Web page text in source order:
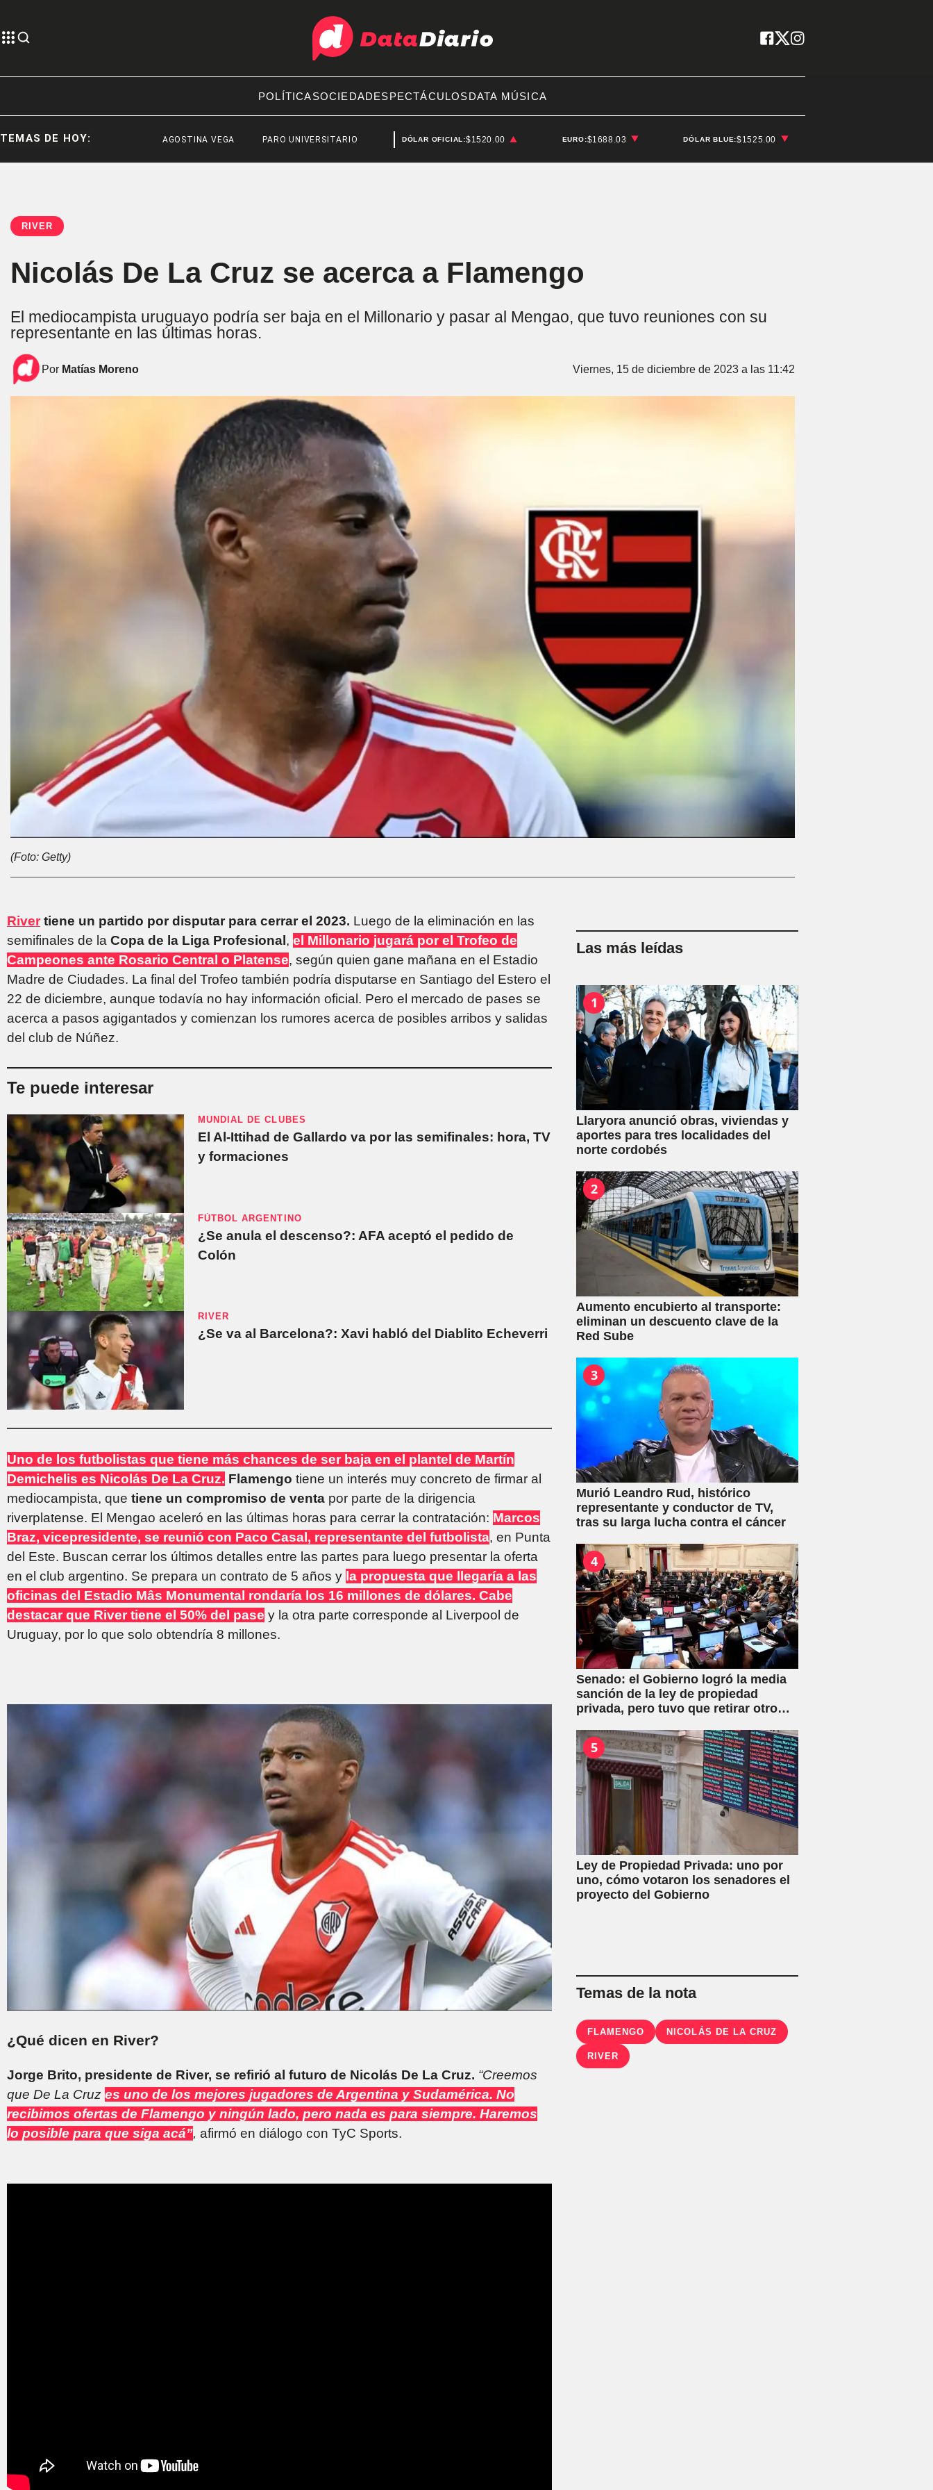
POLÍTICASOCIEDADESPECTÁCULOSDATA MÚSICA
TEMAS DE HOY: AGOSTINA VEGA PARO UNIVERSITARIO TOYOTA DÓLAR OFICIAL:$1520.00 EURO:$1688.03 DÓLAR BLUE:$1525.00
RIVER
Nicolás De La Cruz se acerca a Flamengo
El mediocampista uruguayo podría ser baja en el Millonario y pasar al Mengao, que tuvo reuniones con su
representante en las últimas horas.
Por Matías Moreno Viernes, 15 de diciembre de 2023 a las 11:42
(Foto: Getty)
River tiene un partido por disputar para cerrar el 2023. Luego de la eliminación en las
semifinales de la Copa de la Liga Profesional , el Millonario jugará por el Trofeo de
Campeones ante Rosario Central o Platense, según quien gane mañana en el Estadio
Madre de Ciudades. La final del Trofeo también podría disputarse en Santiago del Estero el
22 de diciembre, aunque todavía no hay información oficial. Pero el mercado de pases se
acerca a pasos agigantados y comienzan los rumores acerca de posibles arribos y salidas
del club de Núñez.
Te puede interesar
MUNDIAL DE CLUBES
El Al-Ittihad de Gallardo va por las semifinales: hora, TV
y formaciones
FÚTBOL ARGENTINO
¿Se anula el descenso?: AFA aceptó el pedido de
Colón
RIVER
¿Se va al Barcelona?: Xavi habló del Diablito Echeverri
Uno de los futbolistas que tiene más chances de ser baja en el plantel de Martín
Demichelis es Nicolás De La Cruz. Flamengo tiene un interés muy concreto de firmar al
mediocampista, que tiene un compromiso de venta por parte de la dirigencia
riverplatense. El Mengao aceleró en las últimas horas para cerrar la contratación: Marcos
Braz, vicepresidente, se reunió con Paco Casal, representante del futbolista, en Punta
del Este. Buscan cerrar los últimos detalles entre las partes para luego presentar la oferta
en el club argentino. Se prepara un contrato de 5 años y la propuesta que llegaría a las
oficinas del Estadio Mâs Monumental rondaría los 16 millones de dólares. Cabe
destacar que River tiene el 50% del pase y la otra parte corresponde al Liverpool de
Uruguay, por lo que solo obtendría 8 millones.
¿Qué dicen en River?
Jorge Brito, presidente de River, se refirió al futuro de Nicolás De La Cruz. “Creemos
que De La Cruz es uno de los mejores jugadores de Argentina y Sudamérica. No
recibimos ofertas de Flamengo y ningún lado, pero nada es para siempre. Haremos
lo posible para que siga acá”, afirmó en diálogo con TyC Sports.
Las más leídas
1
Llaryora anunció obras, viviendas y
aportes para tres localidades del
norte cordobés
2
Aumento encubierto al transporte:
eliminan un descuento clave de la
Red Sube
3
Murió Leandro Rud, histórico
representante y conductor de TV,
tras su larga lucha contra el cáncer
4
Senado: el Gobierno logró la media
sanción de la ley de propiedad
privada, pero tuvo que retirar otro
5
Ley de Propiedad Privada: uno por
uno, cómo votaron los senadores el
proyecto del Gobierno
Temas de la nota
FLAMENGO NICOLÁS DE LA CRUZ
RIVER